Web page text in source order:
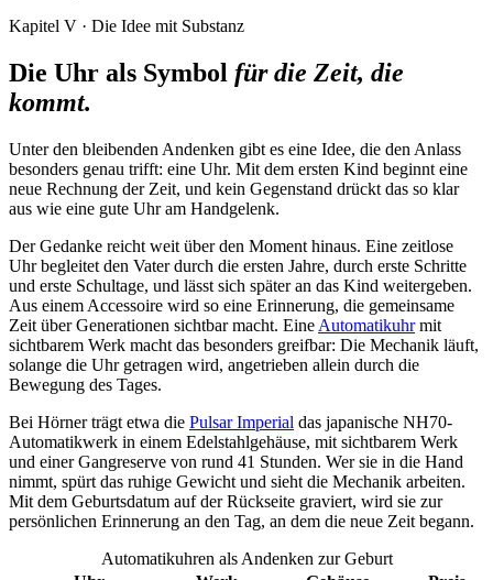
Kapitel V · Die Idee mit Substanz
Die Uhr als Symbol für die Zeit, die
kommt.
Unter den bleibenden Andenken gibt es eine Idee, die den Anlass
besonders genau trifft: eine Uhr. Mit dem ersten Kind beginnt eine
neue Rechnung der Zeit, und kein Gegenstand drückt das so klar
aus wie eine gute Uhr am Handgelenk.
Der Gedanke reicht weit über den Moment hinaus. Eine zeitlose
Uhr begleitet den Vater durch die ersten Jahre, durch erste Schritte
und erste Schultage, und lässt sich später an das Kind weitergeben.
Aus einem Accessoire wird so eine Erinnerung, die gemeinsame
Zeit über Generationen sichtbar macht. Eine Automatikuhrmit
sichtbarem Werk macht das besonders greifbar: Die Mechanik läuft,
solange die Uhr getragen wird, angetrieben allein durch die
Bewegung des Tages.
Bei Hörner trägt etwa die Pulsar Imperial das japanische NH70-
Automatikwerk in einem Edelstahlgehäuse, mit sichtbarem Werk
und einer Gangreserve von rund 41 Stunden. Wer sie in die Hand
nimmt, spürt das ruhige Gewicht und sieht die Mechanik arbeiten.
Mit dem Geburtsdatum auf der Rückseite graviert, wird sie zur
persönlichen Erinnerung an den Tag, an dem die neue Zeit begann.
Automatikuhren als Andenken zur Geburt